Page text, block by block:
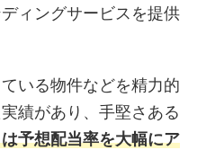
ィングサービスを提供
いる物件などを精力的
績があり、手堅さある
予想配当率を大幅にア